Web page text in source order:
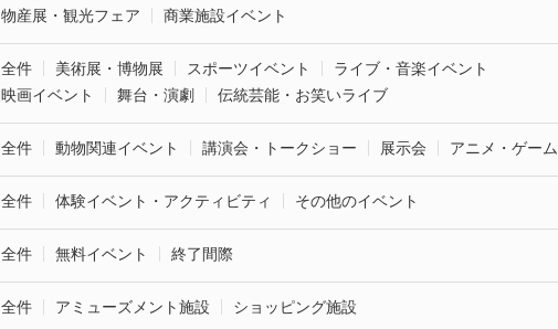
物産展・観光フェア
商業施設イベント
全件 美術展・博物展 スポーツイベント
ライブ・音楽イベント
映画イベント
舞台・演劇 伝統芸能・お笑いライブ
全件 動物関連イベント 講演会・トークショー 展示会 アニメ・ゲーム
全件 体験イベント・アクティビティ その他のイベント
全件 無料イベント 終了間際
全件 アミューズメント施設 ショッピング施設